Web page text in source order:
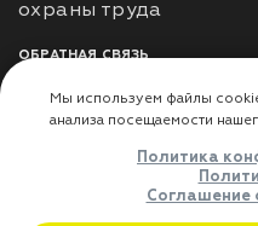
ОБРАТНАЯ СВЯЗЬ
Использование
использования личных